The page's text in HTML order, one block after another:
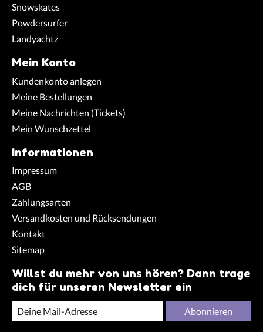
Snowskates
Powdersurfer
Landyachtz
Mein Konto
Kundenkonto anlegen
Meine Bestellungen
Meine Nachrichten (Tickets)
Mein Wunschzettel
Informationen
Impressum
AGB
Zahlungsarten
Versandkosten und Rücksendungen
Kontakt
Sitemap
Willst du mehr von uns hören? Dann trage
dich für unseren Newsletter ein
Abonnieren